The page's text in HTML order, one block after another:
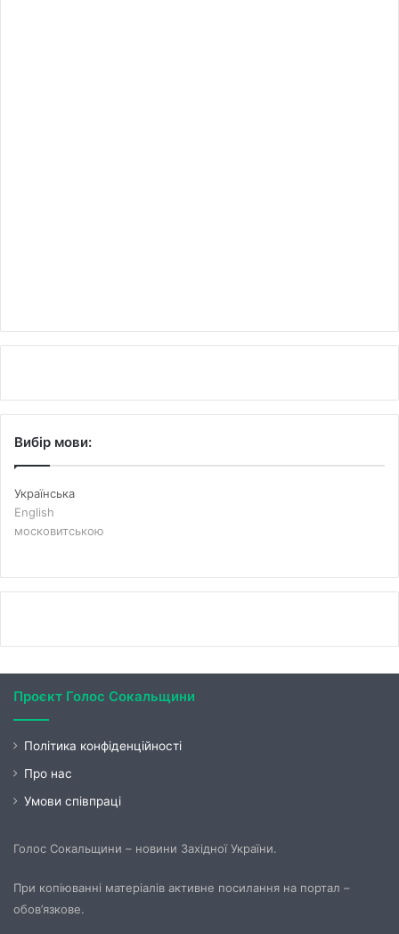
Вибір мови:
Українська
English
московитською
Проєкт Голос Сокальщини
Політика конфіденційності
Про нас
Умови співпраці
Голос Сокальщини – новини Західної України.
При копіюванні матеріалів активне посилання на портал –
обов’язкове.